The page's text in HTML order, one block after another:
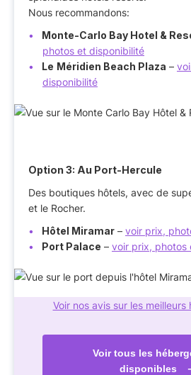
Nous recommandons:
Monte-Carlo Bay Hotel &
photos et disponibilité
Le Méridien Beach Plaza –
disponibilité
Option 3: Au Port-Hercule
Des boutiques hôtels, avec de
et le Rocher.
Hôtel Miramar – voir prix,
Port Palace – voir prix, photos
Voir nos avis sur les meilleurs
Voir tous les
disponibles